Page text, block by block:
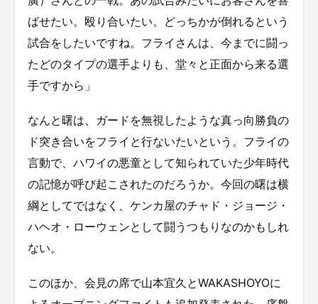
ばせたい。殴り合いたい。どっちかが倒れるという
試合をしたいですね。フライさんは、今までに闘っ
たどのタイプの選手よりも、堂々と正面から来る選
手ですから」
なんと曙は、ガードを無視したような真っ向勝負の
ド突き合いをフライと行ないたいという。フライの
言動で、ハワイの悪童として知られていた少年時代
の記憶が呼び起こされたのだろうか。今回の曙は横
綱としてではなく、ケンカ屋のチャド・ジョージ・
ハヘオ・ローウェンとして闘うつもりなのかもしれ
ない。
このほか、会見の席で山本宜久とWAKASHOYOに